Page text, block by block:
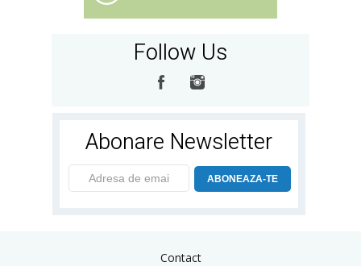
Follow Us
Abonare Newsletter
ABONEAZA-TE
Contact